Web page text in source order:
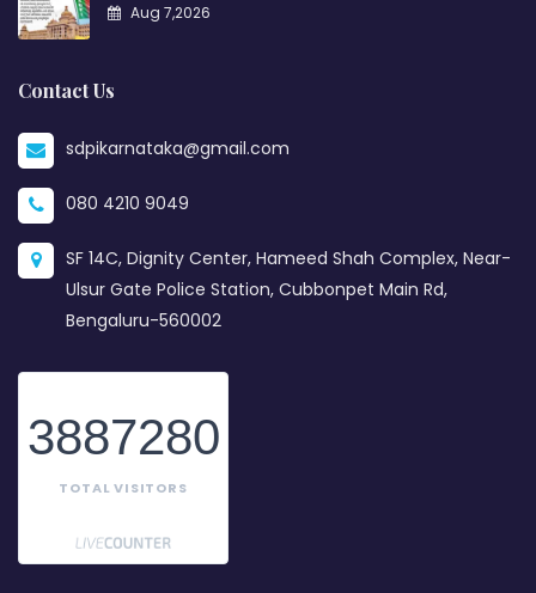
Aug 7,2026
Contact Us
sdpikarnataka@gmail.com
080 4210 9049
SF 14C, Dignity Center, Hameed Shah Complex, Near-
Ulsur Gate Police Station, Cubbonpet Main Rd,
Bengaluru-560002
3887280
TOTAL VISITORS